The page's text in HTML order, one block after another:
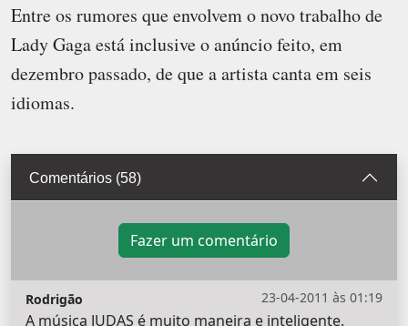
Entre os rumores que envolvem o novo trabalho de
Lady Gaga está inclusive o anúncio feito, em
dezembro passado, de que a artista canta em seis
idiomas.
Comentários (58)
Fazer um comentário
23-04-2011 às 01:19
Rodrigão
A música JUDAS é muito maneira e inteligente.